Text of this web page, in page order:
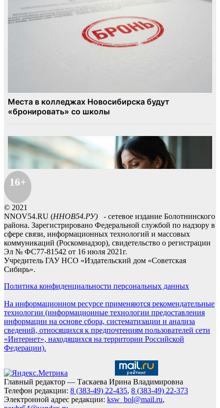
16+
© 2021
NNOV54.RU (ННОВ54.РУ) - сетевое издание Болотнинского
района. Зарегистрировано Федеральной службой по надзору в
сфере связи, информационных технологий и массовых
коммуникаций (Роскомнадзор), свидетельство о регистрации
Эл № ФС77-81542 от 16 июля 2021г.
Учредитель ГАУ НСО «Издательский дом «Советская
Сибирь».
Политика конфиденциальности персональных данных
На информационном ресурсе применяются рекомендательные
технологии (информационные технологии предоставления
информации на основе сбора, систематизации и анализа
сведений, относящихся к предпочтениям пользователей сети
«Интернет», находящихся на территории Российской
Федерации).
Главный редактор — Таскаева Ирина Владимировна
Телефон редакции: 8 (383-49) 22-435, 8 (383-49) 22-373
Электронной адрес редакции: ksw_bol@mail.ru,